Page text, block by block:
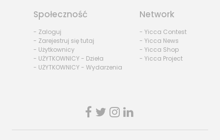
Społeczność
- Zaloguj
- Zarejestruj się tutaj
- Użytkownicy
- UŻYTKOWNICY - Dzieła
- UŻYTKOWNICY - Wydarzenia
Network
- Yicca Contest
- Yicca News
- Yicca Shop
- Yicca Project